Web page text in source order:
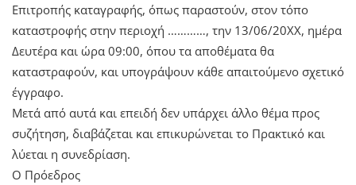
Επιτροπής καταγραφής, όπως παραστούν, στον τόπο
καταστροφής στην περιοχή …………, την 13/06/20ΧΧ, ημέρα
Δευτέρα και ώρα 09:00, όπου τα αποθέματα θα
καταστραφούν, και υπογράψουν κάθε απαιτούμενο σχετικό
έγγραφο.
Μετά από αυτά και επειδή δεν υπάρχει άλλο θέμα προς
συζήτηση, διαβάζεται και επικυρώνεται το Πρακτικό και
λύεται η συνεδρίαση.
Ο Πρόεδρος